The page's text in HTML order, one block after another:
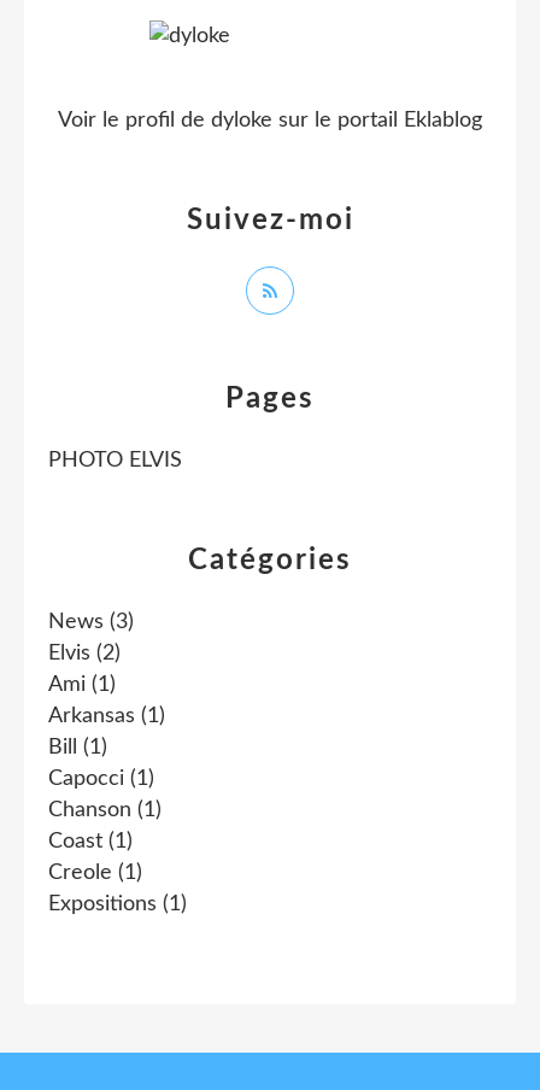
Catégories
News (3)
Elvis (2)
Ami (1)
Arkansas (1)
Bill
(1)
Capocci (1)
Chanson (1)
Coast (1)
Creole (1)
Expositions (1)
Pages
PHOTO ELVIS
Suivez-moi
Voir le profil de dyloke sur le portail Eklablog